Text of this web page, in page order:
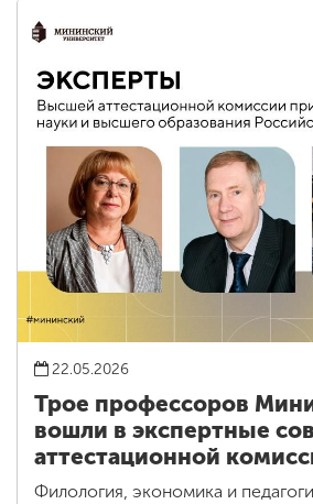
22.05.2026
Трое профессоров
вошли в экспертные
аттестационной
Филология, экономика и